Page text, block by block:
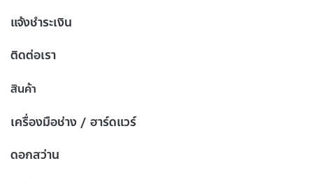
แจ้งชำระเงิน
ติดต่อเรา
สินค้า
เครื่องมือช่าง / ฮาร์ดแวร์
ดอกสว่าน